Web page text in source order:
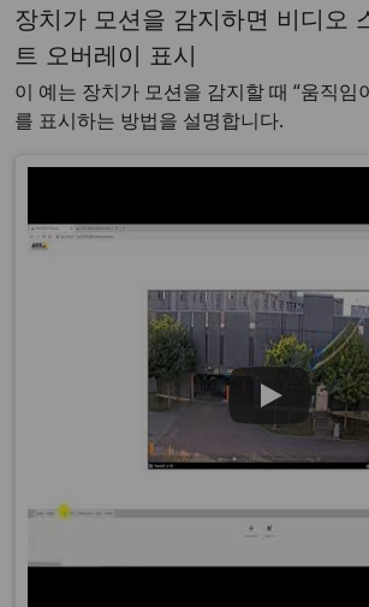
장치가 모션을 감지하면 비디오
트 오버레이 표시
이 예는 장치가 모션을 감지할 때 “움직임
를 표시하는 방법을 설명합니다.